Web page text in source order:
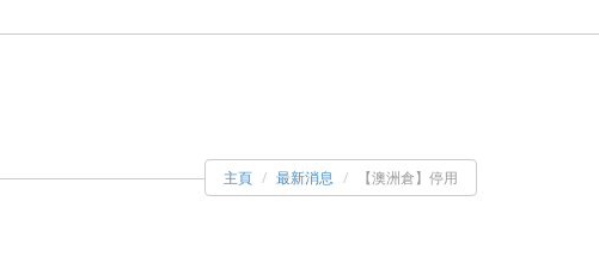
主頁 最新消息 【澳洲倉】停用